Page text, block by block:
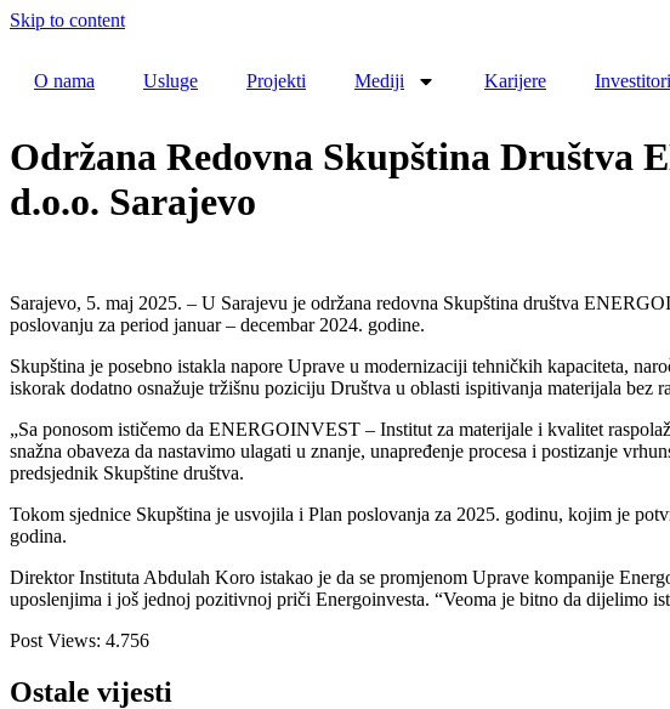
Skip to content
O nama Usluge Projekti Mediji Karijere Investitori
Održana Redovna Skupština
d.o.o. Sarajevo
Sarajevo, 5. maj 2025. – U Sarajevu je održana redovna Skupština društva
poslovanju za period januar – decembar 2024. godine.
Skupština je posebno istakla napore Uprave u modernizaciji tehničkih kapaciteta,
iskorak dodatno osnažuje tržišnu poziciju Društva u oblasti ispitivanja materijala bez
„Sa ponosom ističemo da ENERGOINVEST – Institut za materijale i kvalitet
snažna obaveza da nastavimo ulagati u znanje, unapređenje procesa i postizanje
predsjednik Skupštine društva.
Tokom sjednice Skupština je usvojila i Plan poslovanja za 2025. godinu, kojim je
godina.
Direktor Instituta Abdulah Koro istakao je da se promjenom Uprave kompanije
uposlenjima i još jednoj pozitivnoj priči Energoinvesta. “Veoma je bitno da dijelimo
Post Views: 4.756
Ostale vijesti